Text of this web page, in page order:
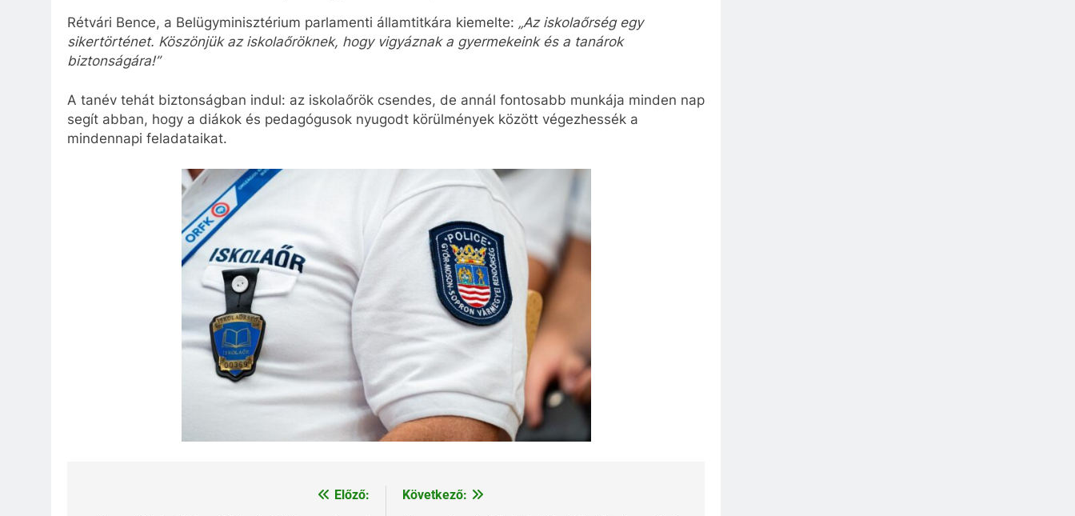
Rétvári Bence, a Belügyminisztérium parlamenti államtitkára kiemelte: „Az iskolaőrség egy
sikertörténet. Köszönjük az iskolaőröknek, hogy vigyáznak a gyermekeink és a tanárok
biztonságára!”
A tanév tehát biztonságban indul: az iskolaőrök csendes, de annál fontosabb munkája minden nap
segít abban, hogy a diákok és pedagógusok nyugodt körülmények között végezhessék a
mindennapi feladataikat.
Előző:
Következő: